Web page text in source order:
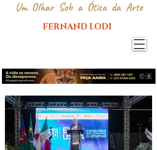
Um Olhar Sob a Ótica da Arte
FERNAND LODI